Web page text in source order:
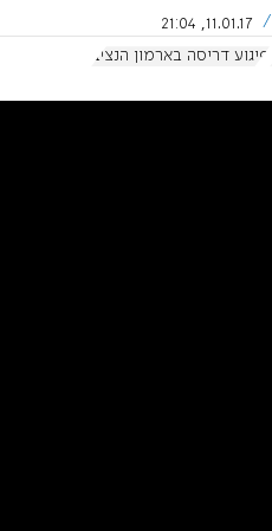
11.01.17, 21:04
פיגוע דריסה בארמון הנציב